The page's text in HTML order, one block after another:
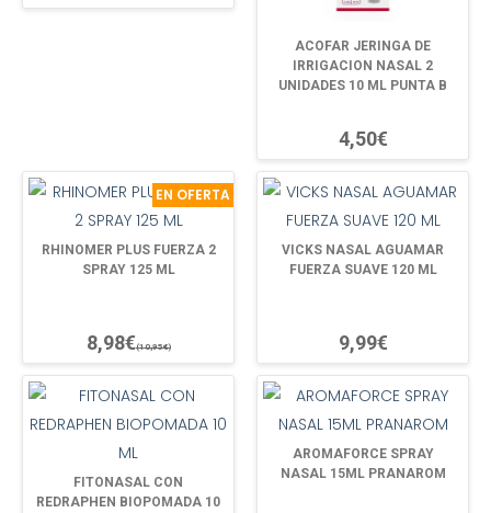
ACOFAR JERINGA DE
IRRIGACION NASAL 2
UNIDADES 10 ML PUNTA B
4,50€
EN OFERTA
RHINOMER PLUS FUERZA 2
SPRAY 125 ML
8,98€(10,95€)
VICKS NASAL AGUAMAR
FUERZA SUAVE 120 ML
9,99€
FITONASAL CON
REDRAPHEN BIOPOMADA 10
AROMAFORCE SPRAY
NASAL 15ML PRANAROM